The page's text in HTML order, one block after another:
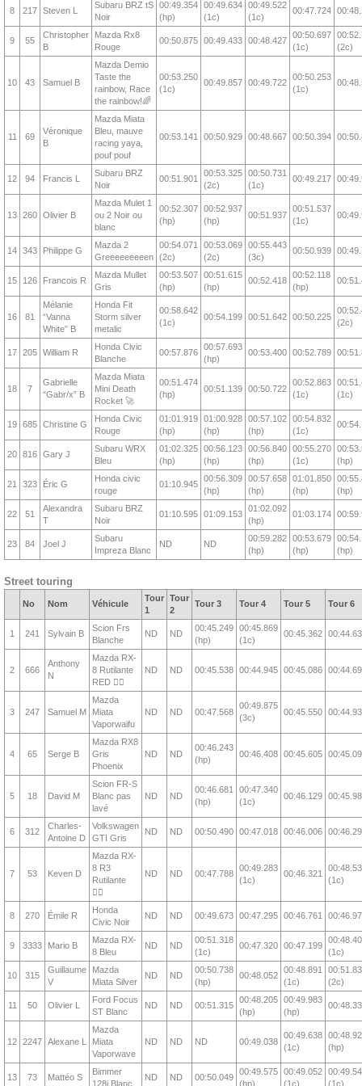
8 217 Steven L
Subaru BRZ tS
Noir
00:49.354
(hp)
00:49.634
(1c)
00:49.522
(1c)
00:47.724
9 55
Christopher
B
Mazda Rx8
Rouge
00:50.875 00:49.433 00:48.427
00:50.697
(1c)
(2c)
10 43 Samuel B
Mazda Demio
Taste the
rainbow, Race
the rainbow!🌈
00:53.250
(1c)
00:49.857 00:49.722
00:50.253
(1c)
11 69
Véronique
B
Mazda Miata
Bleu, mauve
racing yaya,
pouf pouf
00:53.141 00:50.929 00:48.667 00:50.394
12 94 Francis L
Subaru BRZ
Noir
00:51.901
00:53.325
(2c)
00:50.731
(1c)
00:49.217
13 260 Olivier B
Mazda Mulet 1
ou 2 Noir ou
blanc
00:52.307
(hp)
00:52.937
(hp)
00:51.937
00:51.537
(1c)
14 343 Philippe G
Mazda 2
Greeeeeeeeen
00:54.071
(2c)
00:53.069
(2c)
00:55.443
(3c)
00:50.939
15 126 Francois R
Mazda Mullet
Gris
00:53.507
(hp)
00:51.615
(hp)
00:52.418
00:52.118
(hp)
16 81
Mélanie
“Vanna
White” B
Honda Fit
Storm silver
metalic
00:58.642
(1c)
00:54.199 00:51.642 00:50.225
(2c)
17 205 William R
Honda Civic
Blanche
00:57.876
00:57.693
(hp)
00:53.400 00:52.789
18 7
Gabrielle
“Gabr/x” B
Mazda Miata
Mini Death
Rocket 🚀
00:51.474
(hp)
00:51.139 00:50.722
00:52.863
(1c)
(1c)
19 685 Christine G
Honda Civic
Rouge
01:01.919
(hp)
01:00.928
(hp)
00:57.102
(hp)
00:54.832
(1c)
20 816 Gary J
Subaru WRX
Bleu
01:02.325
(hp)
00:56.123
(hp)
00:56.840
(hp)
00:55.270
(1c)
(hp)
21 323 Éric G
Honda civic
rouge
01:10.945
00:56.309
(hp)
00:57.658
(hp)
01:01.850
(hp)
(hp)
22 51
Alexandra
T
Subaru BRZ
Noir
01:10.595 01:09.153
01:02.092
(hp)
01:03.174
23 84 Joel J
Subaru
Impreza Blanc
ND ND
00:59.282
(hp)
00:53.679
(hp)
(hp)
Street touring
No Nom Véhicule
Tour
1
Tour
2
Tour 3 Tour 4 Tour 5 Tour 6
1 241 Sylvain B
Scion Frs
Blanche
ND ND
00:45.249
(hp)
00:45.869
(1c)
00:45.362
2 666
Anthony
N
Mazda RX-
8 Rutilante
RED ❤️‍🔥
ND ND 00:45.538 00:44.945 00:45.086
3 247 Samuel M
Mazda
Miata
Vaporwaifu
ND ND 00:47.568
00:49.875
(3c)
00:45.550
4 65 Serge B
Mazda RX8
Gris
Phoenix
ND ND
00:46.243
(hp)
00:46.408 00:45.605
5 18 David M
Scion FR-S
Blanc pas
lavé
ND ND
00:46.681
(hp)
00:47.340
(1c)
00:46.129
6 312
Charles-
Antoine D
Volkswagen
GTI Gris
ND ND 00:50.490 00:47.018 00:46.006
7 53 Keven D
Mazda RX-
8 R3
Rutilante
❤️‍🔥
ND ND 00:47.788
00:49.283
(1c)
00:46.321
(1c)
8 270 Émile R
Honda
Civic Noir
ND ND 00:49.673 00:47.295 00:46.761
9 3333 Mario B
Mazda RX-
8 Bleu
ND ND
00:51.318
(1c)
00:47.320 00:47.199
(1c)
10 315
Guillaume
V
Mazda
Miata Silver
ND ND
00:50.738
(hp)
00:48.052
00:48.891
(1c)
(2c)
11 50 Olivier L
Ford Focus
ST Blanc
ND ND 00:51.315
00:48.205
(hp)
00:49.983
(hp)
12 2247 Alexane L
Mazda
Miata
Vaporwave
ND ND ND 00:49.038
00:49.638
(1c)
(hp)
13 73 Mattéo S
Bimmer
128i Blanc
ND ND 00:50.049
00:49.575
(hp)
00:49.052
(1c)
(1c)